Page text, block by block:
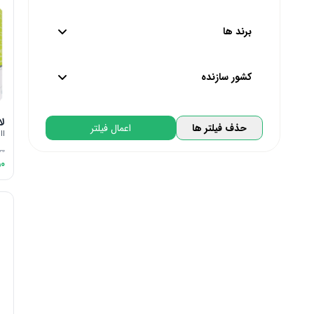
برند ها
دینه | Dineh
کشور سازنده
تحت لیسانس کره جنوبی | South Korea
تحت لیسانس آلمان | Germany
حذف فیلتر ها اعمال فیلتر